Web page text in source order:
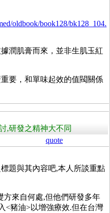
oldbook/book128/bk128_104.
潤肌膏而來，並非生肌玉紅
要，和單味起效的值閥關係
,研發之精神大不同
quote
題與其內容吧,本人所談重點
方來自何處,但他們研發多年
<豬油>以增強療效.但在台灣